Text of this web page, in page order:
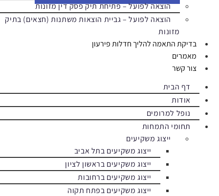
הוצאה לפועל – פתיחת תיק פסק דין מזונות
הוצאה לפועל – גביית הוצאות משתנות (חצאים) בתיק
מזונות
בדיקת התאמה להליך חדלות פירעון
מאמרים
צור קשר
דף הבית
אודות
נופל למרומים
תחומי התמחות
ייצוג משקיעים
ייצוג משקיעים בתל אביב
ייצוג משקיעים בראשון לציון
ייצוג משקיעים ברחובות
ייצוג משקיעים בפתח תקוה